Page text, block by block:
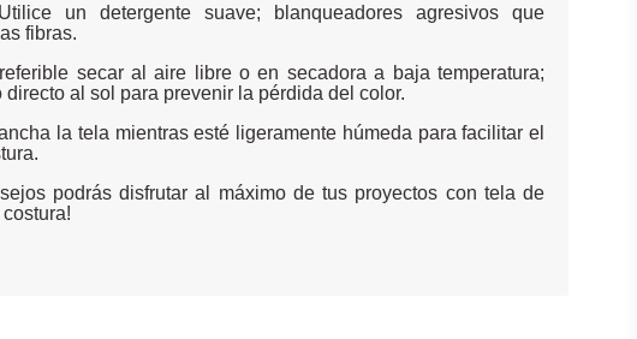
un detergente suave; blanqueadores agresivos que
fibras.
secar al aire libre o en secadora a baja temperatura;
directo al sol para prevenir la pérdida del color.
la tela mientras esté ligeramente húmeda para facilitar el
podrás disfrutar al máximo de tus proyectos con tela de